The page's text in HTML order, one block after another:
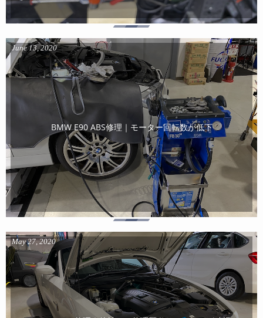
BMW E90 ABS修理｜モーター回転数が低下
June 13,2020
May 27,2020